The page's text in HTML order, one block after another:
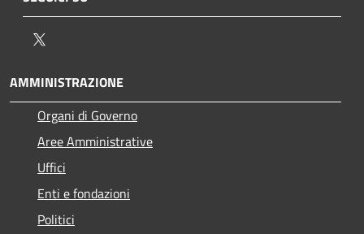
AMMINISTRAZIONE
Organi di Governo
Aree Amministrative
Uffici
Enti e fondazioni
Politici